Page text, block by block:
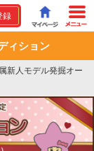
録
ィション
新人モデル発掘オー